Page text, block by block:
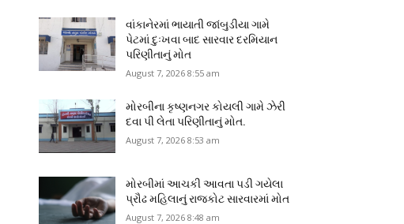
વાંકાનેરમાં ભાયાતી જાંબુડીયા ગામે
પેટમાં દુઃખવા બાદ સારવાર દરમિયાન
પરિણીતાનું મોત
August 7, 2026 8:55 am
મોરબીના કૃષ્ણનગર કોયલી ગામે ઝેરી
દવા પી લેતા પરિણીતાનું મોત.
August 7, 2026 8:53 am
મોરબીમાં આચકી આવતા પડી ગયેલા
પ્રૌઢ મહિલાનું રાજકોટ સારવારમાં મોત
August 7, 2026 8:48 am